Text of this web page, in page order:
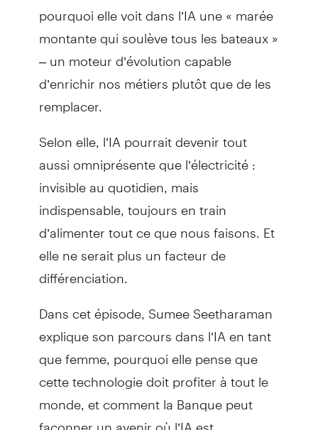
pourquoi elle voit dans l’IA une « marée
montante qui soulève tous les bateaux »
– un moteur d’évolution capable
d’enrichir nos métiers plutôt que de les
remplacer.
Selon elle, l’IA pourrait devenir tout
aussi omniprésente que l’électricité :
invisible au quotidien, mais
indispensable, toujours en train
d’alimenter tout ce que nous faisons. Et
elle ne serait plus un facteur de
différenciation.
Dans cet épisode, Sumee Seetharaman
explique son parcours dans l’IA en tant
que femme, pourquoi elle pense que
cette technologie doit profiter à tout le
monde, et comment la Banque peut
façonner un avenir où l’IA est